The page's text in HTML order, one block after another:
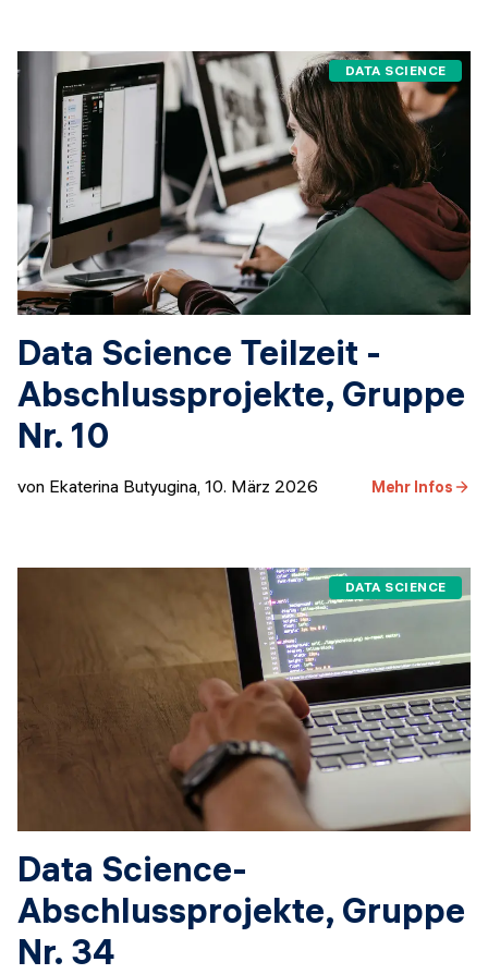
DATA SCIENCE
Data Science Teilzeit -
Abschlussprojekte, Gruppe
Nr. 10
von Ekaterina Butyugina 10. März 2026 Mehr Infos
DATA SCIENCE
Data Science-
Abschlussprojekte, Gruppe
Nr. 34